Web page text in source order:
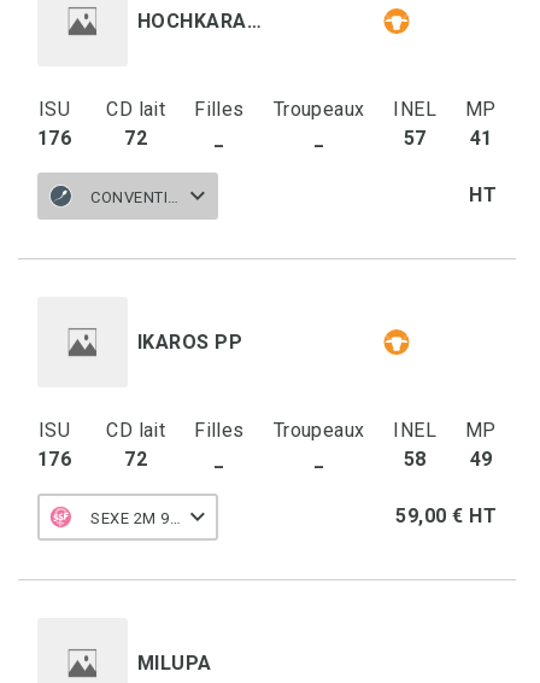
HOCHKARAPP
ISU
176
CD lait
72
Filles
Troupeaux
INEL
57
MP
41
HT
CONVENTIONNELLE
IKAROS PP
ISU
176
CD lait
72
Filles
Troupeaux
INEL
58
MP
49
59,00 € HT
SEXE 2M 90 F
MILUPA